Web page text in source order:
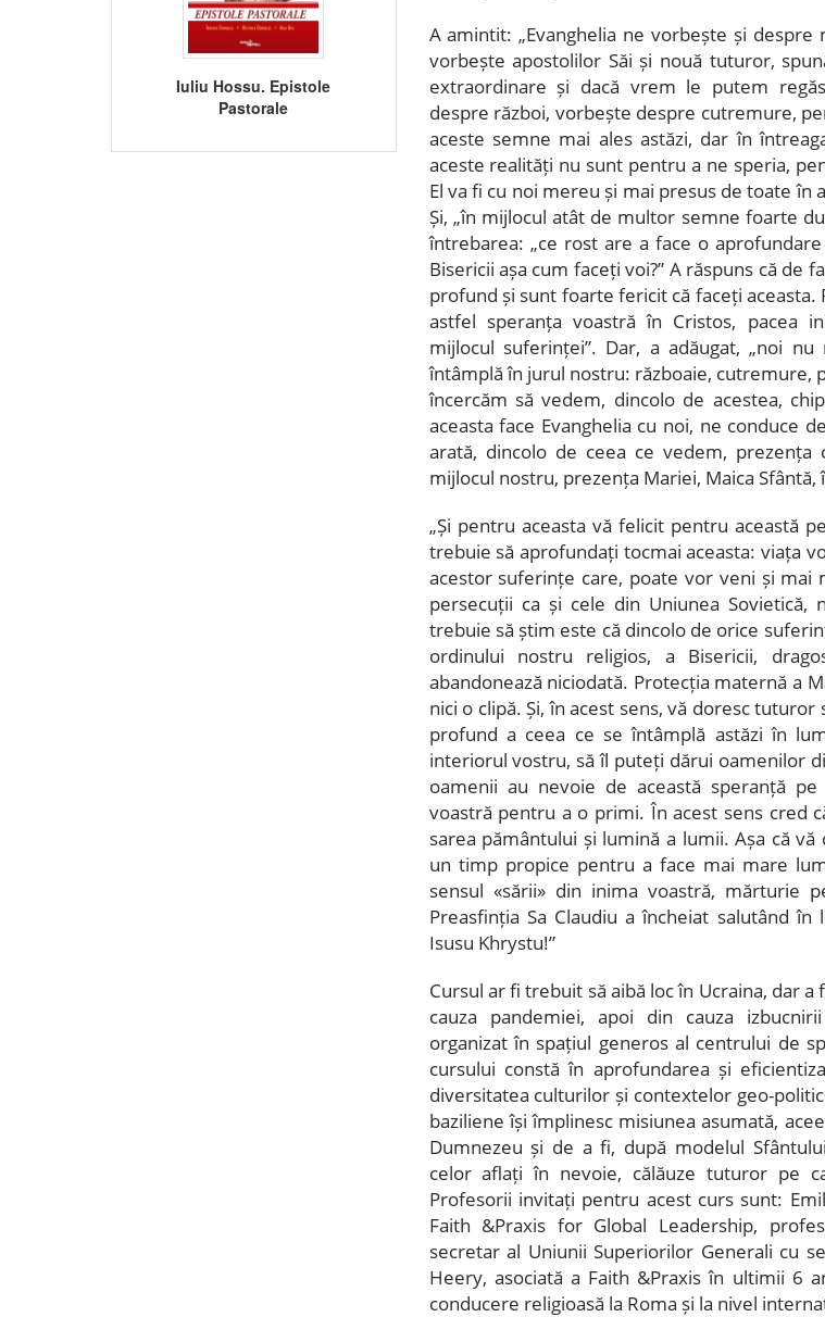
Iuliu Hossu. Epistole
Pastorale
A amintit: „Evanghelia ne vorbește și
vorbește apostolilor Săi și nouă tuturor,
extraordinare și dacă vrem le putem
despre război, vorbește despre cutremure,
aceste semne mai ales astăzi, dar în
aceste realități nu sunt pentru a ne speria,
El va fi cu noi mereu și mai presus de toate în
Și, „în mijlocul atât de multor semne foarte
întrebarea: „ce rost are a face o
Bisericii așa cum faceți voi?” A răspuns că de
profund și sunt foarte fericit că faceți
astfel speranța voastră în Cristos, pacea
mijlocul suferinței”. Dar, a adăugat, „noi
întâmplă în jurul nostru: războaie, cutremure,
încercăm să vedem, dincolo de acestea,
aceasta face Evanghelia cu noi, ne conduce
arată, dincolo de ceea ce vedem, prezența
mijlocul nostru, prezența Mariei, Maica Sfântă,
„Și pentru aceasta vă felicit pentru această
trebuie să aprofundați tocmai aceasta: viața
acestor suferințe care, poate vor veni și mai
persecuții ca și cele din Uniunea Sovietică,
trebuie să știm este că dincolo de orice
ordinului nostru religios, a Bisericii,
abandonează niciodată. Protecția maternă a
nici o clipă. Și, în acest sens, vă doresc
profund a ceea ce se întâmplă astăzi în
interiorul vostru, să îl puteți dărui oamenilor
oamenii au nevoie de această speranță
voastră pentru a o primi. În acest sens cred
sarea pământului și lumină a lumii. Așa că
un timp propice pentru a face mai mare
sensul «sării» din inima voastră, mărturie
Preasfinția Sa Claudiu a încheiat salutând în
Isusu Khrystu!”
Cursul ar fi trebuit să aibă loc în Ucraina, dar
cauza pandemiei, apoi din cauza
organizat în spațiul generos al centrului de
cursului constă în aprofundarea și
diversitatea culturilor și contextelor geo-
baziliene își împlinesc misiunea asumată,
Dumnezeu și de a fi, după modelul
celor aflați în nevoie, călăuze tuturor pe
Profesorii invitați pentru acest curs sunt:
Faith &Praxis for Global Leadership,
secretar al Uniunii Superiorilor Generali cu
Heery, asociată a Faith &Praxis în ultimii 6
conducere religioasă la Roma și la nivel